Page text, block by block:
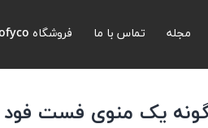
مجله تماس با ما فروشگاه Cofyco
یک منوی فست فود